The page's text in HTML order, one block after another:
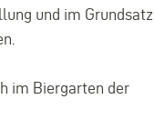
und im Grundsatz
im Biergarten der